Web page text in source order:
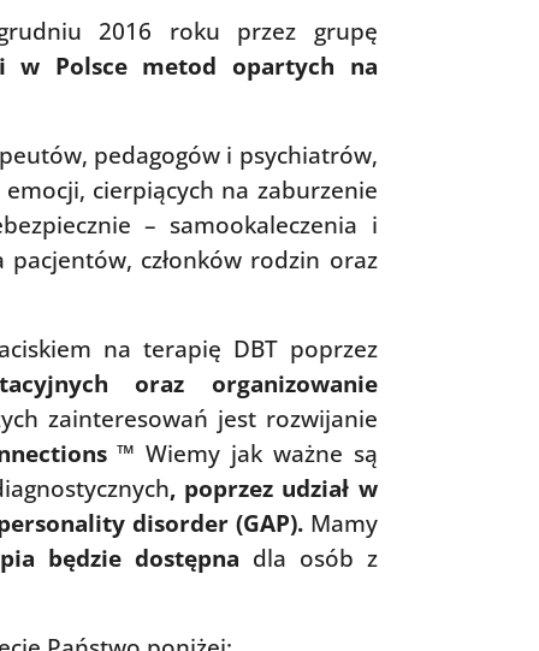
2016 roku przez grupę
w Polsce metod opartych na
pedagogów i psychiatrów,
cierpiących na zaburzenie
– samookaleczenia i
członków rodzin oraz
na terapię DBT poprzez
oraz organizowanie
zainteresowań jest rozwijanie
™ Wiemy jak ważne są
, poprzez udział w
disorder (GAP).Mamy
będzie dostępna dla osób z